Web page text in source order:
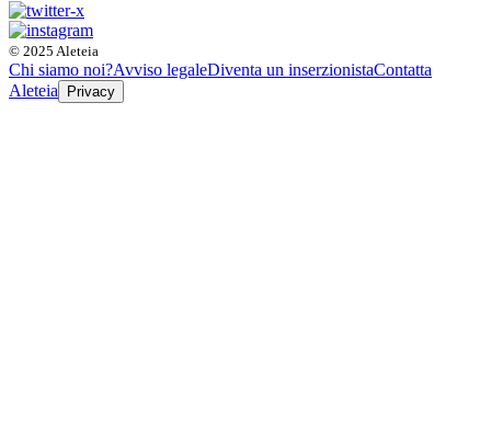
© 2025 Aleteia
Chi siamo noi?Avviso legaleDiventa un inserzionistaContatta
Aleteia
Privacy